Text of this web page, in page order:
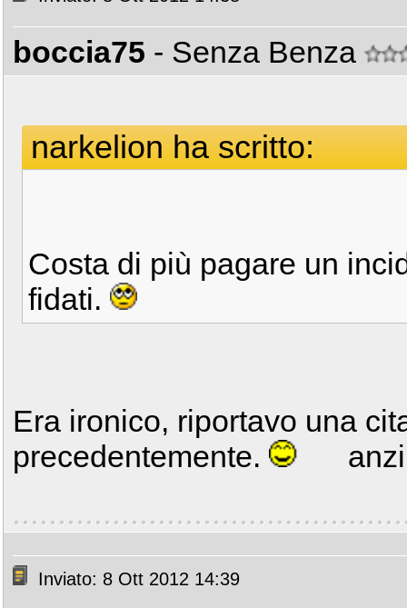
boccia75 - Senza Benza
narkelion ha scritto:
Costa di più pagare un
fidati.
Era ironico, riportavo una
precedentemente.
Inviato: 8 Ott 2012 14:39